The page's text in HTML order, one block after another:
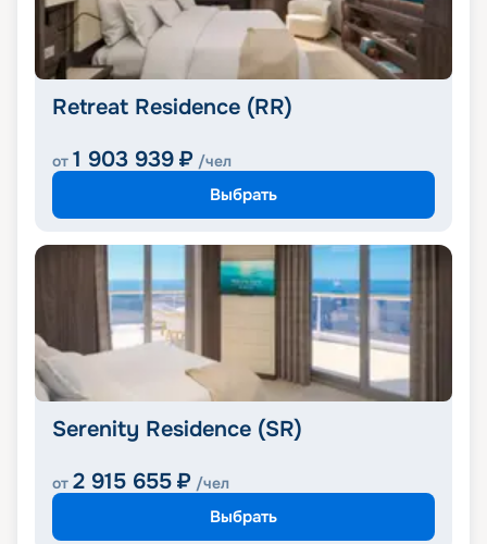
Retreat Residence (RR)
от 1 903 939 ₽ /чел
Выбрать
Serenity Residence (SR)
от 2 915 655 ₽ /чел
Выбрать